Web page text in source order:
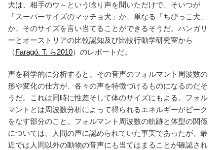
犬は、相手のウ～という唸り声を聞いただけで、そいつが
「スーパーサイズのマッチョ犬」か、単なる「ちびっこ犬」
か、そのサイズを言い当てることができるそうだ。ハンガリ
ーとオーストリアの比較認知及び比較行動学研究室から
（Faragó. T. ら2010）のレポートだ。
声を科学的に分析すると、その音声のフォルマント周波数の
形や変化の仕方が、各々の声を特徴づけるものになるのだそ
うだ。これは同時に性差そして体のサイズにもよる。フォル
マントとは周波数分析によって得られるエネルギーがピーク
をなす部分のこと。フォルマント周波数の軌跡と体型の関係
については、人間の声に認められていた事実であったが、最
近では人間以外の動物の音声にも当てはまることが確認され